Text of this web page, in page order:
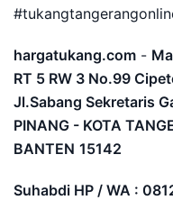
hargatukang.com -
RT 5 RW 3 No.99
Jl.Sabang Sekretaris
PINANG - KOTA
BANTEN 15142
Suhabdi HP / WA :